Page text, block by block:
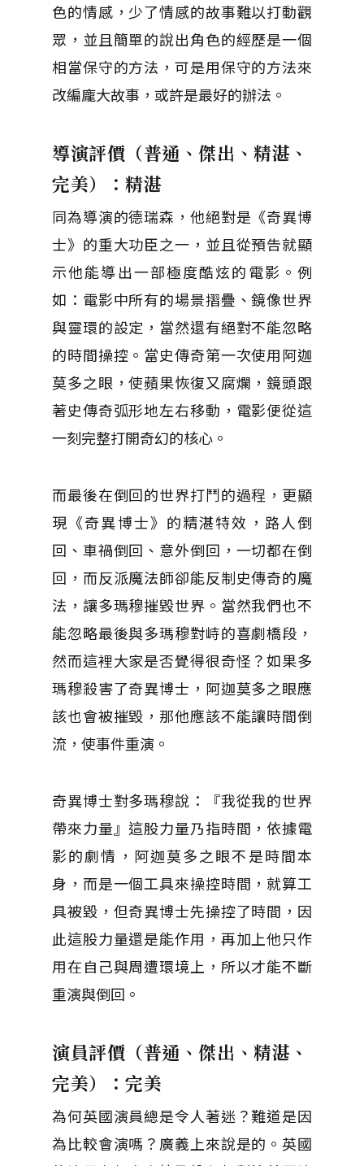
色的情感，少了情感的故事難以打動觀
眾，並且簡單的說出角色的經歷是一個
相當保守的方法，可是用保守的方法來
改編龐大故事，或許是最好的辦法。
導演評價（普通、傑出、精湛、
完美）：精湛
同為導演的德瑞森，他絕對是《奇異博
士》的重大功臣之一，並且從預告就顯
示他能導出一部極度酷炫的電影。例
如：電影中所有的場景摺疊、鏡像世界
與靈環的設定，當然還有絕對不能忽略
的時間操控。當史傳奇第一次使用阿迦
莫多之眼，使蘋果恢復又腐爛，鏡頭跟
著史傳奇弧形地左右移動，電影便從這
一刻完整打開奇幻的核心。
而最後在倒回的世界打鬥的過程，更顯
現《奇異博士》的精湛特效，路人倒
回、車禍倒回、意外倒回，一切都在倒
回，而反派魔法師卻能反制史傳奇的魔
法，讓多瑪穆摧毀世界。當然我們也不
能忽略最後與多瑪穆對峙的喜劇橋段，
然而這裡大家是否覺得很奇怪？如果多
瑪穆殺害了奇異博士，阿迦莫多之眼應
該也會被摧毀，那他應該不能讓時間倒
流，使事件重演。
奇異博士對多瑪穆說：『我從我的世界
帶來力量』這股力量乃指時間，依據電
影的劇情，阿迦莫多之眼不是時間本
身，而是一個工具來操控時間，就算工
具被毀，但奇異博士先操控了時間，因
此這股力量還是能作用，再加上他只作
用在自己與周遭環境上，所以才能不斷
重演與倒回。
演員評價（普通、傑出、精湛、
完美）：完美
為何英國演員總是令人著迷？難道是因
為比較會演嗎？廣義上來說是的。英國